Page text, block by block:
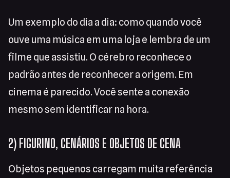
Um exemplo do dia a dia: como quando você
ouve uma música em uma loja e lembra de um
filme que assistiu. O cérebro reconhece o
padrão antes de reconhecer a origem. Em
cinema é parecido. Você sente a conexão
mesmo sem identificar na hora.
2) FIGURINO, CENÁRIOS E OBJETOS DE CENA
Objetos pequenos carregam muita referência